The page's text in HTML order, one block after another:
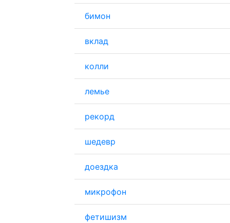
бимон
вклад
колли
лемье
рекорд
шедевр
доездка
микрофон
фетишизм